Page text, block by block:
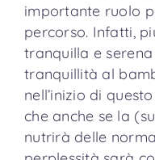
importante ruolo
percorso. Infatti,
tranquilla e
tranquillità al
nell’inizio di
che anche se la
nutrirà delle